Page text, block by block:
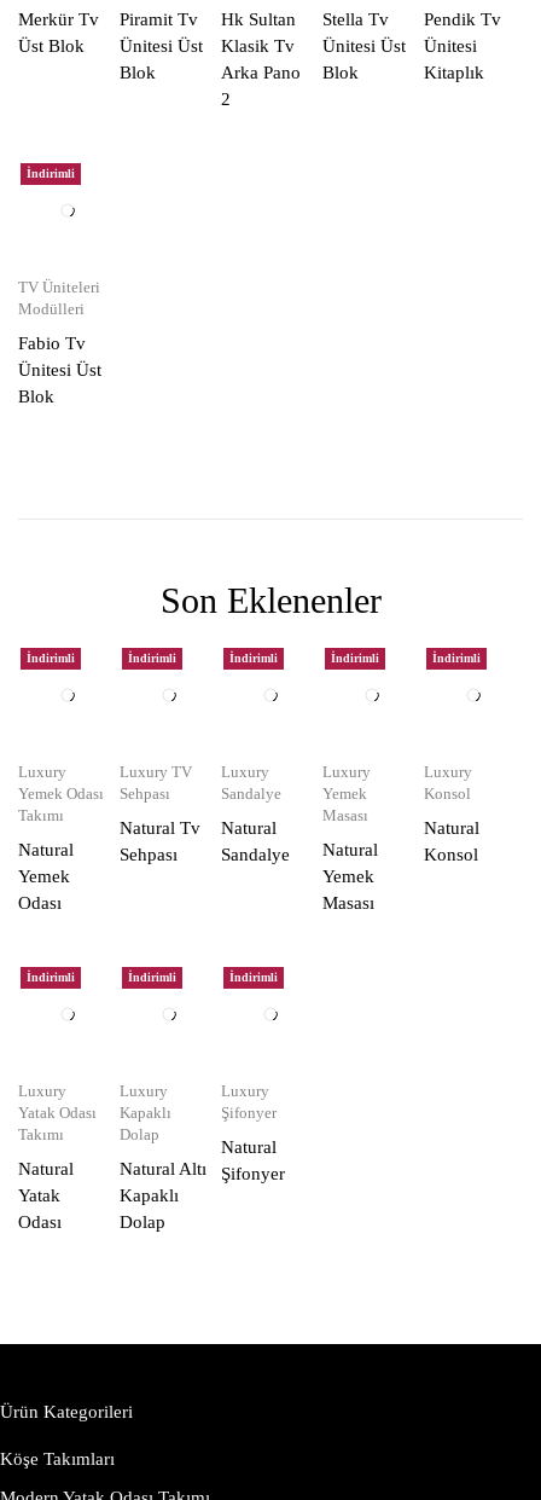
Merkür Tv
Üst Blok
Piramit Tv
Ünitesi Üst
Blok
Hk Sultan
Klasik Tv
Arka Pano
2
Stella Tv
Ünitesi Üst
Blok
Pendik Tv
Ünitesi
Kitaplık
İndirimli
TV Üniteleri
Modülleri
Fabio Tv
Ünitesi Üst
Blok
Son Eklenenler
İndirimli
Luxury
Yemek Odası
Takımı
Natural
Yemek
Odası
İndirimli
Luxury TV
Sehpası
Natural Tv
Sehpası
İndirimli
Luxury
Sandalye
Natural
Sandalye
İndirimli
Luxury
Yemek
Masası
Natural
Yemek
Masası
İndirimli
Luxury
Konsol
Natural
Konsol
İndirimli
Luxury
Yatak Odası
Takımı
Natural
Yatak
Odası
İndirimli
Luxury
Kapaklı
Dolap
Natural Altı
Kapaklı
Dolap
İndirimli
Luxury
Şifonyer
Natural
Şifonyer
Ürün Kategorileri
Köşe Takımları